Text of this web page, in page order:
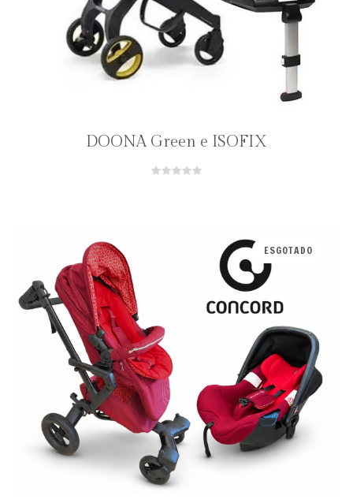
DOONA Green e ISOFIX
ESGOTADO